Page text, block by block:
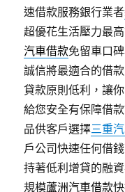
速借款服務銀行業者
超優花生活壓力最
汽車借款免留車口
誠信將最適合的借
貸款原則低利，讓
給您安全有保障借
品供客戶選擇三重
戶公司快速任何借
持著低利增貸的融
規模蘆洲汽車借款